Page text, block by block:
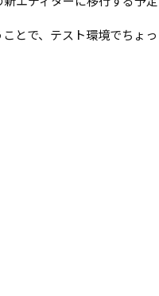
とで、テスト環境でちょっ